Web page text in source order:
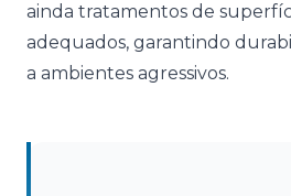
ainda tratamentos de
adequados, garantindo
a ambientes agressivos.